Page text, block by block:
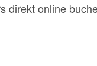
direkt online